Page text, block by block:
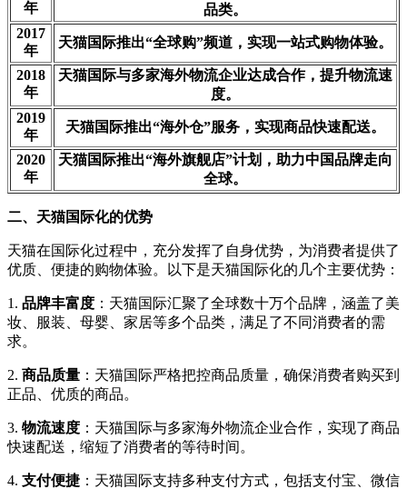
年
品类。
2017
年
天猫国际推出“全球购”频道，实现一站式购物体验。
2018
年
天猫国际与多家海外物流企业达成合作，提升物流速
度。
2019
年
天猫国际推出“海外仓”服务，实现商品快速配送。
2020
年
天猫国际推出“海外旗舰店”计划，助力中国品牌走向
全球。
二、天猫国际化的优势
天猫在国际化过程中，充分发挥了自身优势，为消费者提供了
优质、便捷的购物体验。以下是天猫国际化的几个主要优势：
1. 品牌丰富度 ：天猫国际汇聚了全球数十万个品牌，涵盖了美
妆、服装、母婴、家居等多个品类，满足了不同消费者的需
求。
2. 商品质量 ：天猫国际严格把控商品质量，确保消费者购买到
正品、优质的商品。
3. 物流速度 ：天猫国际与多家海外物流企业合作，实现了商品
快速配送，缩短了消费者的等待时间。
4. 支付便捷 ：天猫国际支持多种支付方式，包括支付宝、微信